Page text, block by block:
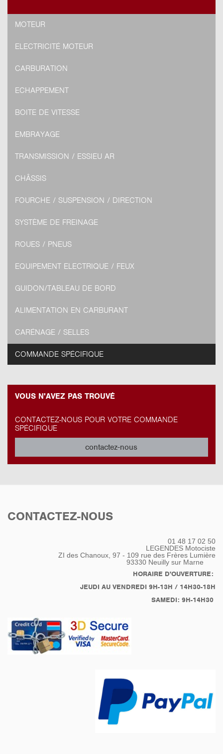
MOTEUR
ELECTRICITÉ MOTEUR
CARBURATION
ECHAPPEMENT
BOITE DE VITESSE
EMBRAYAGE
TRANSMISSION / ESSIEU AR
CHÂSSIS
FOURCHE / SUSPENSION / DIRECTION
SYSTÈME DE FREINAGE
ROUES / PNEUS
EQUIPEMENT ELECTRIQUE / FEUX
GUIDON/TABLEAU DE BORD
ALIMENTATION EN CARBURANT
CARÉNAGE / SELLES
COMMANDE SPÉCIFIQUE
VOUS N'AVEZ PAS TROUVÉ
CONTACTEZ-NOUS POUR VOTRE COMMANDE
SPÉCIFIQUE
contactez-nous
CONTACTEZ-NOUS
01 48 17 02 50
LEGENDES Motociste
ZI des Chanoux, 97 - 109 rue des Frères Lumière
93330 Neuilly sur Marne
HORAIRE D'OUVERTURE:
JEUDI AU VENDREDI 9H-13H / 14H30-18H
SAMEDI: 9H-14H30